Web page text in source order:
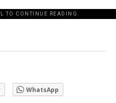
TO CONTINUE READING.
WhatsApp